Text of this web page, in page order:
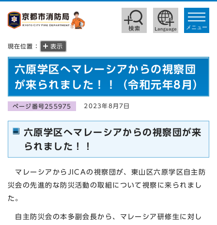
toggle
メニュー
現在位置： 表示
六原学区へマレーシアからの視察団
が来られました！！（令和元年8月）
ページ番号255975 2023年8月7日
六原学区へマレーシアからの視察団が来
られました！！
マレーシアからJICAの視察団が、東山区六原学区自主防
災会の先進的な防災活動の取組について視察に来られまし
た。
自主防災会の本多副会長から、マレーシア研修生に対し